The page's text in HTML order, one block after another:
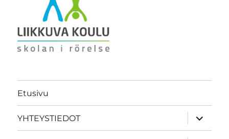
Etusivu
YHTEYSTIEDOT
näytä